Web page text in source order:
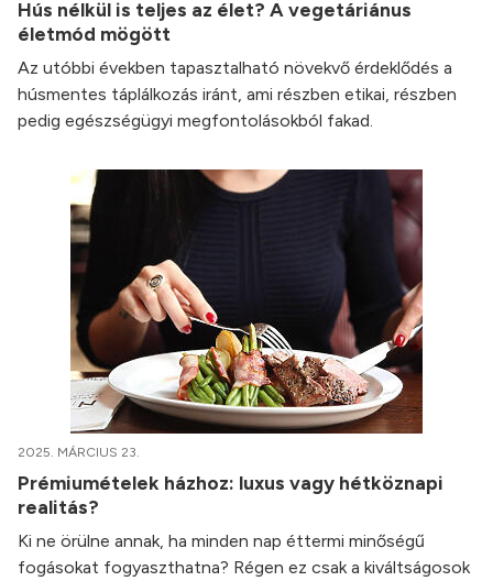
Hús nélkül is teljes az élet? A vegetáriánus
életmód mögött
Az utóbbi években tapasztalható növekvő érdeklődés a
húsmentes táplálkozás iránt, ami részben etikai, részben
pedig egészségügyi megfontolásokból fakad.
2025. MÁRCIUS 23.
Prémiumételek házhoz: luxus vagy hétköznapi
realitás?
Ki ne örülne annak, ha minden nap éttermi minőségű
fogásokat fogyaszthatna? Régen ez csak a kiváltságosok